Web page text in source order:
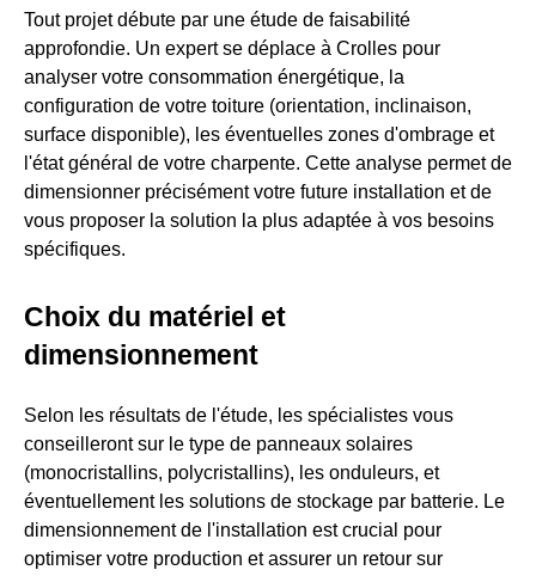
Tout projet débute par une étude de faisabilité
approfondie. Un expert se déplace à Crolles pour
analyser votre consommation énergétique, la
configuration de votre toiture (orientation, inclinaison,
surface disponible), les éventuelles zones d'ombrage et
l'état général de votre charpente. Cette analyse permet de
dimensionner précisément votre future installation et de
vous proposer la solution la plus adaptée à vos besoins
spécifiques.
Choix du matériel et
dimensionnement
Selon les résultats de l'étude, les spécialistes vous
conseilleront sur le type de panneaux solaires
(monocristallins, polycristallins), les onduleurs, et
éventuellement les solutions de stockage par batterie. Le
dimensionnement de l'installation est crucial pour
optimiser votre production et assurer un retour sur